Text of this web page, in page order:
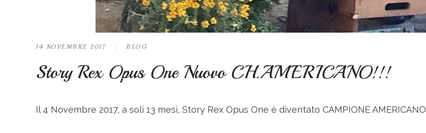
14 NOVEMBRE 2017 BLOG
Story Rex Opus One Nuovo CH.AMERICANO!!!
Il 4 Novembre 2017, a soli 13 mesi, Story Rex Opus One è diventato CAMPIONE AMERICANO